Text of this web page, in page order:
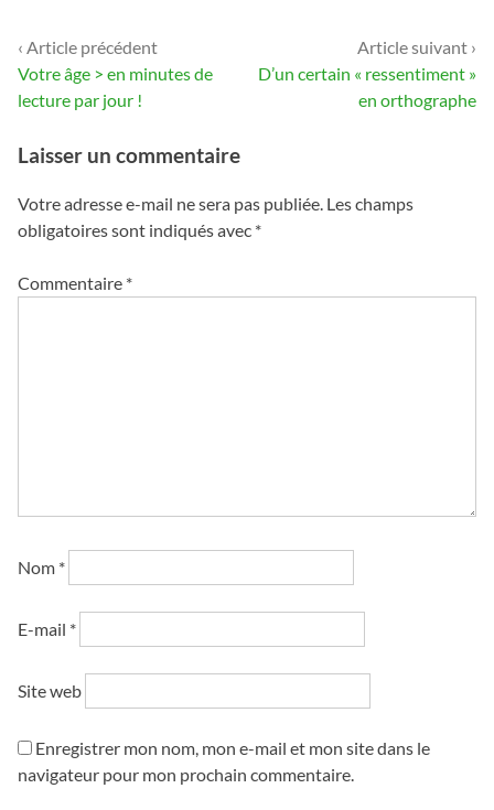
Navigation
de
l’article
‹ Article précédent
Votre âge > en minutes de
lecture par jour !
Article suivant ›
D’un certain « ressentiment »
en orthographe
Laisser un commentaire
Votre adresse e-mail ne sera pas publiée. Les champs
obligatoires sont indiqués avec *
Commentaire *
Nom *
E-mail *
Site web
Enregistrer mon nom, mon e-mail et mon site dans le
navigateur pour mon prochain commentaire.